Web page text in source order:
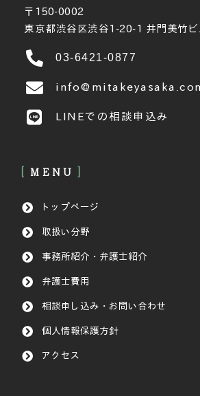
〒150-0002
東京都渋谷区渋谷1-20-1 井門美竹
03-6421-0877
LINEでの相談申込み
MENU
トップページ
取扱い分野
事務所紹介・弁護士紹介
弁護士費用
相談申し込み・お問い合わせ
個人情報保護方針
アクセス